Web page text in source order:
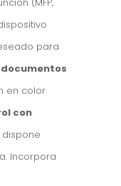
para
en color
con
dispone
Incorpora